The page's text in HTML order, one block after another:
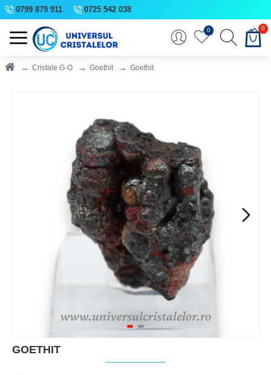
0799 879 911 0725 542 038
0 0
Cristale G-O Goethit Goethit
GOETHIT